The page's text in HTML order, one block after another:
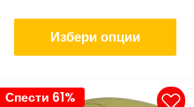
Избери опции
Спести 61%